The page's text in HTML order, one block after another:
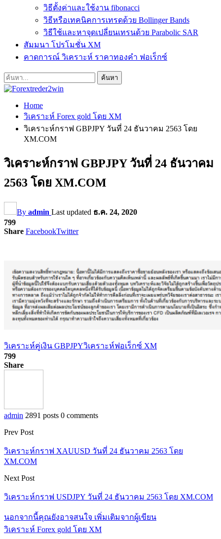
วิธีตั้งค่าและใช้งาน fibonacci
วิธีหรือเทคนิคการเทรดด้วย Bollinger Bands
วิธีใช้และหาจุดเปลี่ยนเทรนด้วย Parabolic SAR
สัมมนา โปรโมชั่น XM
คาดการณ์ วิเคราะห์ ราคาทองคำ ฟอเร็กซ์
Home
วิเคราะห์ Forex gold โดย XM
วิเคราะห์กราฟ GBPJPY วันที่ 24 ธันวาคม 2563 โดย
XM.COM
วิเคราะห์กราฟ GBPJPY วันที่ 24 ธันวาคม
2563 โดย XM.COM
By admin Last updated ธ.ค. 24, 2020
799
Share FacebookTwitter
วิเคราะห์คู่เงิน GBPJPYวิเคราะห์ฟอเร็กซ์ XM
799
Share
admin 2891 posts 0 comments
Prev Post
วิเคราะห์กราฟ XAUUSD วันที่ 24 ธันวาคม 2563 โดย
XM.COM
Next Post
วิเคราะห์กราฟ USDJPY วันที่ 24 ธันวาคม 2563 โดย XM.COM
นอกจากนี้คุณยังอาจสนใจ เพิ่มเติมจากผู้เขียน
วิเคราะห์ Forex gold โดย XM